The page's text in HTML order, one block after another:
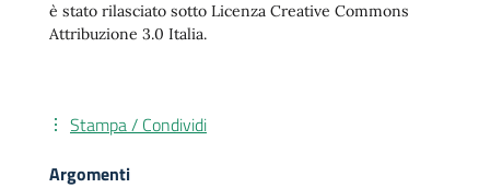
è stato rilasciato sotto Licenza Creative Commons
Attribuzione 3.0 Italia.
Stampa / Condividi
Argomenti